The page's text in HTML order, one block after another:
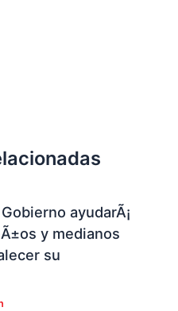
ayudarÃ¡
y medianos
su